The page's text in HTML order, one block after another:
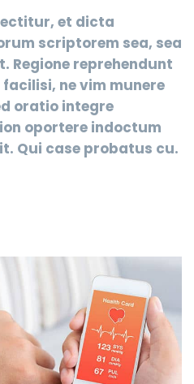
et dicta
scriptorem sea, sea
Regione reprehendunt
ne vim munere
oratio integre
oportere indoctum
Qui case probatus cu.